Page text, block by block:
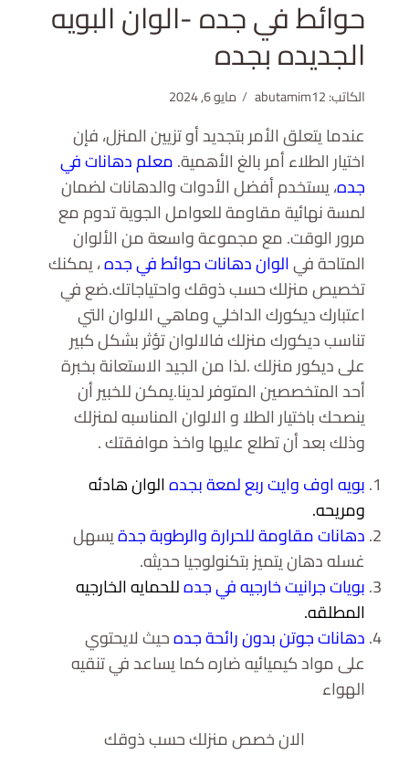
حوائط في جده -الوان البويه
الجديده بجده
الكاتب:abutamim12 مايو 6, 2024
عندما يتعلق الأمر بتجديد أو تزيين المنزل، فإن
اختيار الطلاء أمر بالغ الأهمية.معلم دهانات في
جده، يستخدم أفضل الأدوات والدهانات لضمان
لمسة نهائية مقاومة للعوامل الجوية تدوم مع
مرور الوقت. مع مجموعة واسعة من الألوان
المتاحة فيالوان دهانات حوائط في جده، يمكنك
تخصيص منزلك حسب ذوقك واحتياجاتك.ضع في
اعتبارك ديكورك الداخلي وماهي الالوان التي
تناسب ديكورك منزلك فالالوان تؤثر بشكل كبير
على ديكور منزلك .لذا من الجيد الاستعانة بخبرة
أحد المتخصصين المتوفر لدينا.يمكن للخبير أن
ينصحك باختيار الطلا و الالوان المناسبه لمنزلك
وذلك بعد أن تطلع عليها واخذ موافقتك .
بويه اوف وايت ربع لمعة بجدهالوان هادئه
ومريحه.
دهانات مقاومة للحرارة والرطوبة جدةيسهل
غسله دهان يتميز بتكنولوجيا حديثه.
بويات جرانيت خارجيه في جدهللحمايه الخارجيه
المطلقه.
دهانات جوتن بدون رائحة جدهحيث لايحتوي
على مواد كيميائيه ضاره كما يساعد في تنقيه
الهواء
الان خصص منزلك حسب ذوقك